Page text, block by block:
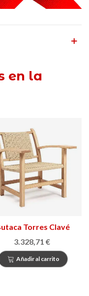
en la
Torres Clavé
3.328,71 €
Añadir al carrito